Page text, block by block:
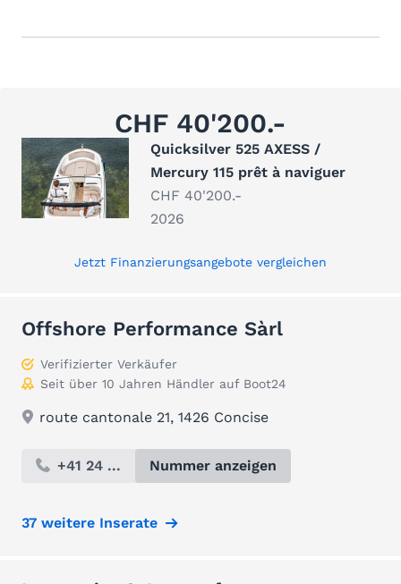
CHF 40'200.-
Quicksilver 525 AXESS /
Mercury 115 prêt à naviguer
CHF 40'200.-
2026
Jetzt Finanzierungsangebote vergleichen
Offshore Performance Sàrl
Verifizierter Verkäufer
Seit über 10 Jahren Händler auf Boot24
route cantonale 21, 1426 Concise
+41 24 ... Nummer anzeigen
37 weitere Inserate